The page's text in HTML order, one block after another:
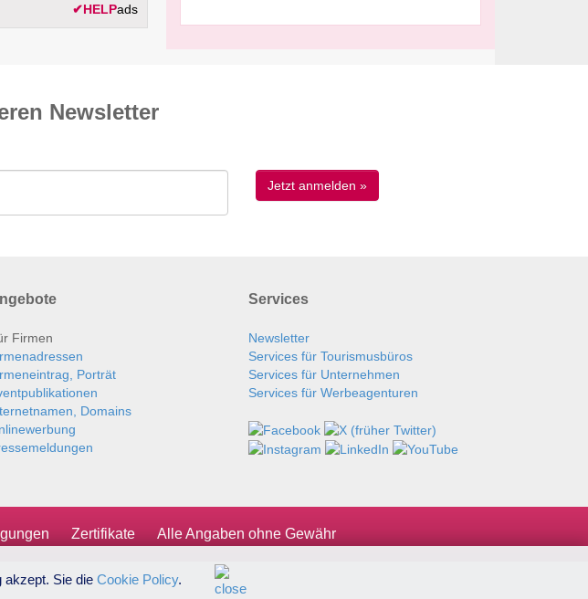
✔HELPads
News­letter
Firmen
Porträt
Domains
Services
Newsletter
Services für Tourismusbüros
Services für Unternehmen
Services für Werbeagenturen
Zertifikate Alle Angaben ohne Gewähr
akzept. Sie die Cookie Policy.